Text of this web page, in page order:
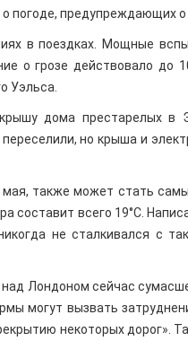
погоде, предупреждающих о
в поездках. Мощные
о грозе действовало
Уэльса.
дома престарелых в
переселили, но крыша и
мая, также может стать
составит всего 19°C.
не сталкивался с
Лондоном сейчас
могут вызвать
некоторых дорог».